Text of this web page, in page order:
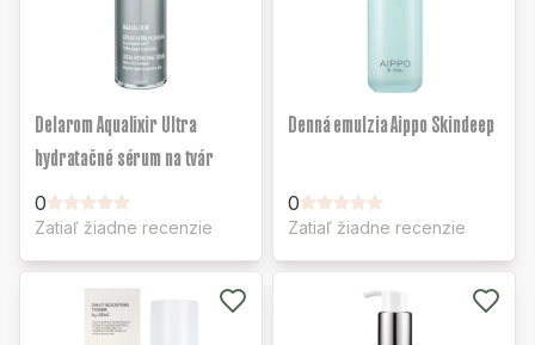
Delarom Aqualixir Ultra
hydratačné sérum na tvár
0
Zatiaľ žiadne recenzie
Denná emulzia Aippo Skindeep
0
Zatiaľ žiadne recenzie